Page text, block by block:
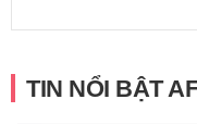
TIN NỔI BẬT